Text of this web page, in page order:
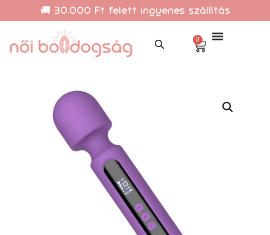
🚚 30.000 Ft felett ingyenes szállítás
0